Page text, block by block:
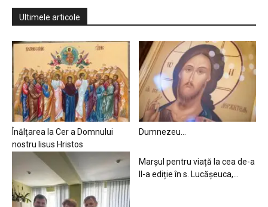
Ultimele articole
Înălțarea la Cer a Domnului
nostru Iisus Hristos
Dumnezeu…
Marșul pentru viață la cea de-a
II-a ediție în s. Lucășeuca,...